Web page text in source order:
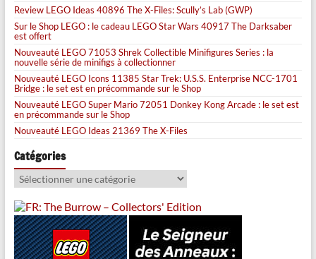
Review LEGO Ideas 40896 The X-Files: Scully’s Lab (GWP)
Sur le Shop LEGO : le cadeau LEGO Star Wars 40917 The Darksaber
est offert
Nouveauté LEGO 71053 Shrek Collectible Minifigures Series : la
nouvelle série de minifigs à collectionner
Nouveauté LEGO Icons 11385 Star Trek: U.S.S. Enterprise NCC-1701
Bridge : le set est en précommande sur le Shop
Nouveauté LEGO Super Mario 72051 Donkey Kong Arcade : le set est
en précommande sur le Shop
Nouveauté LEGO Ideas 21369 The X-Files
Catégories
Catégories